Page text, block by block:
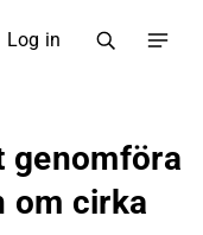
Log in
genomföra
om cirka